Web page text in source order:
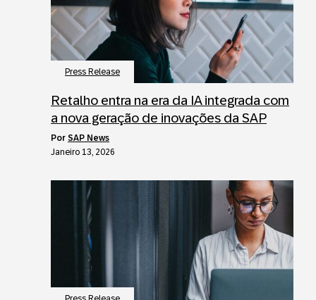
Press Release
Retalho entra na era da IA integrada com
a nova geração de inovações da SAP
por SAP News
Janeiro 13, 2026